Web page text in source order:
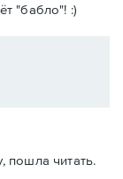
"бабло"! :)
пошла читать.